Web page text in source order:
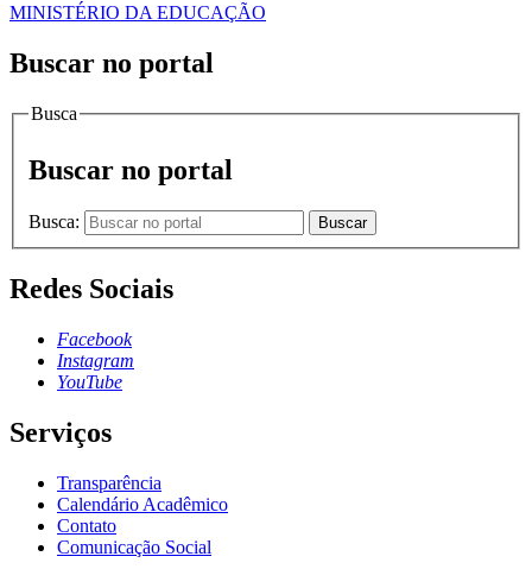
MINISTÉRIO DA EDUCAÇÃO
Buscar no portal
Busca
Buscar no portal
Busca: Buscar
Redes Sociais
Facebook
Instagram
YouTube
Serviços
Transparência
Calendário Acadêmico
Contato
Comunicação Social